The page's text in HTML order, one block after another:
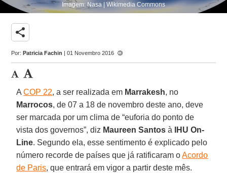
Imagem: Nasa | Wikimedia Commons
share
Por:Patricia Fachin | 01 Novembro 2016
ACOP 22, a ser realizada em Marrakesh, no
Marrocos, de 07 a 18 de novembro deste ano, deve
ser marcada por um clima de “euforia do ponto de
vista dos governos”, diz Maureen Santos à
IHU On-
Line. Segundo ela, esse sentimento é explicado pelo
número recorde de países que já ratificaram oAcordo
de Paris, que entrará em vigor a partir deste mês.